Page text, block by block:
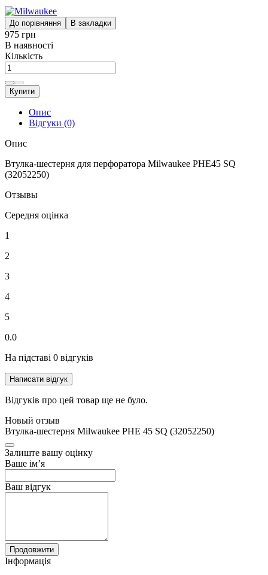
До порівняння В закладки
975 грн
В наявності
Кількість
Купити
Опис
Відгуки (0)
Опис
Втулка-шестерня для перфоратора Milwaukee PHE45 SQ
(32052250)
Отзывы
Середня оцінка
1
2
3
4
5
0.0
На підставі 0 відгуків
Написати відгук
Відгуків про цей товар ще не було.
Новый отзыв
Втулка-шестерня Milwaukee PHE 45 SQ (32052250)
Залиште вашу оцінку
Ваше ім’я
Ваш відгук
Продовжити
Інформація